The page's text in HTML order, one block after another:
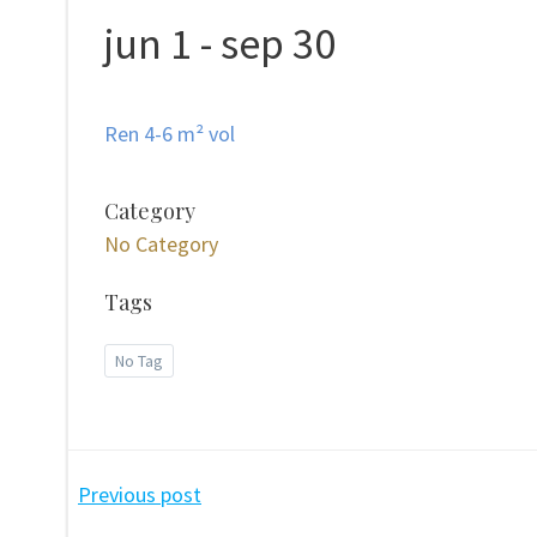
jun 1 - sep 30
Ren 4-6 m² vol
Category
No Category
Tags
No Tag
Post
Previous post